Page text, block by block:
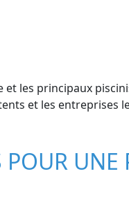
les principaux
et les entreprises
UNE